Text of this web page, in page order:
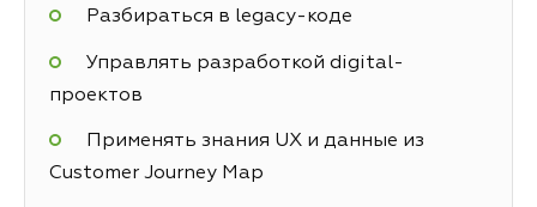
Разбираться в legacy-коде
Управлять разработкой digital-
проектов
Применять знания UX и данные из
Customer Journey Map